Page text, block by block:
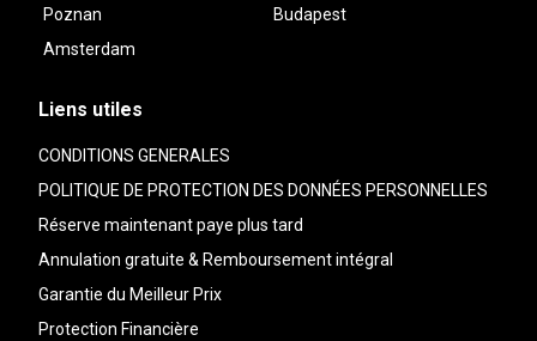
Poznan
Budapest
Amsterdam
Liens utiles
CONDITIONS GENERALES
POLITIQUE DE PROTECTION DES DONNÉES PERSONNELLES
Réserve maintenant paye plus tard
Annulation gratuite & Remboursement intégral
Garantie du Meilleur Prix
Protection Financière